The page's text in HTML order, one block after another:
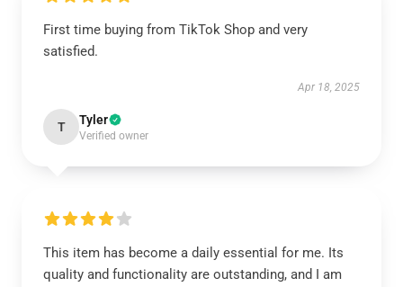
First time buying from TikTok Shop and very
satisfied.
Apr 18, 2025
T Tyler
Verified owner
This item has become a daily essential for me. Its
quality and functionality are outstanding, and I am